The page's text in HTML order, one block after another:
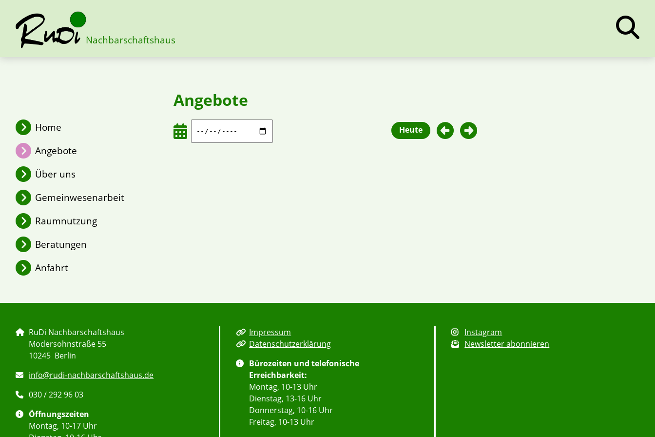
Nachbarschaftshaus
Home
Angebote
Über uns
Gemeinwesenarbeit
2026 – Jahresüberblick
Argumentationstrainings
Leihpunkt RuDi
Raumnutzung
Beratungen
Anfahrt
Angebote
Heute
RuDi Nachbarschaftshaus
Modersohnstraße 55
10245 Berlin
info@rudi-nachbarschaftshaus.de
030 / 292 96 03
Öffnungszeiten
Montag, 10-17 Uhr
Impressum
Datenschutzerklärung
Bürozeiten und telefonische
Erreichbarkeit:
Montag, 10-13 Uhr
Dienstag, 13-16 Uhr
Donnerstag, 10-16 Uhr
Freitag, 10-13 Uhr
Instagram
Newsletter abonnieren